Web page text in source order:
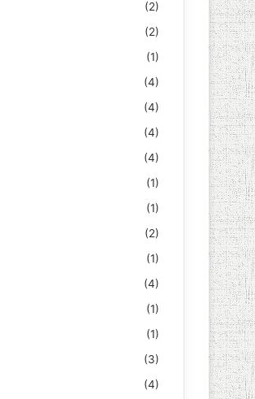
(2)
(2)
(1)
(4)
(4)
(4)
(4)
(1)
(1)
(2)
(1)
(4)
(1)
(1)
(3)
(4)